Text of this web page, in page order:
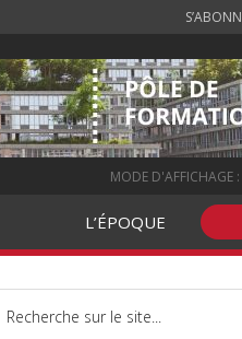
MODE D'AFFICHAGE :
L’ÉPOQUE